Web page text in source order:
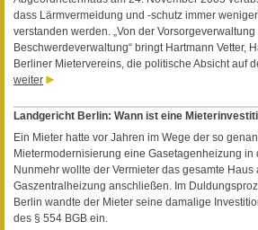
dass Lärmvermeidung und -schutz immer
verstanden werden. „Von der Vorsorgeverwaltung
Beschwerdeverwaltung“ bringt Hartmann Vetter,
Berliner Mietervereins, die politische Absicht auf
weiter
Landgericht Berlin: Wann ist eine
Ein Mieter hatte vor Jahren im Wege der so
Mietermodernisierung eine Gasetagenheizung
Nunmehr wollte der Vermieter das gesamte Haus
Gaszentralheizung anschließen. Im
Berlin wandte der Mieter seine damalige
des § 554 BGB ein.